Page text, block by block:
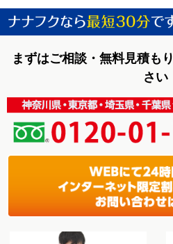
まずはご相談・無料見積も
さい